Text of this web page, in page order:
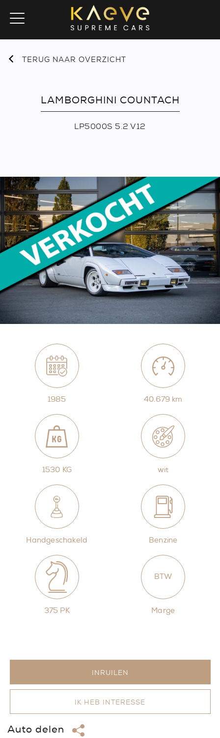
TERUG NAAR OVERZICHT
LAMBORGHINI COUNTACH
LP5000S 5.2 V12
1985 40.679 km
1530 KG wit
Handgeschakeld Benzine
375 PK
BTW
Marge
INRUILEN
IK HEB INTERESSE
Auto delen